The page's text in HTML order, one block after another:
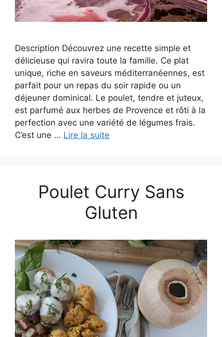
Description Découvrez une recette simple et
délicieuse qui ravira toute la famille. Ce plat
unique, riche en saveurs méditerranéennes, est
parfait pour un repas du soir rapide ou un
déjeuner dominical. Le poulet, tendre et juteux,
est parfumé aux herbes de Provence et rôti à la
perfection avec une variété de légumes frais.
C’est une … Lire la suite
Poulet Curry Sans
Gluten